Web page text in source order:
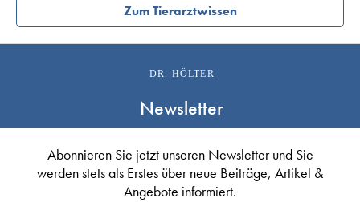
Zum Tierarztwissen
DR. HÖLTER
Newsletter
Abonnieren Sie jetzt unseren Newsletter und Sie
werden stets als Erstes über neue Beiträge, Artikel &
Angebote informiert.